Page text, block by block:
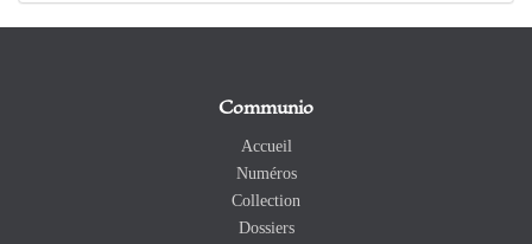
Communio
Accueil
Numéros
Collection
Dossiers